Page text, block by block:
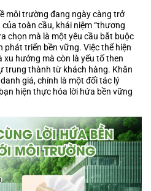
môi trường đang ngày càng trở
toàn cầu, khái niệm “thương
chọn mà là một yêu cầu bắt buộc
phát triển bền vững. Việc thể hiện
xu hướng mà còn là yếu tố then
trung thành từ khách hàng. Khăn
giá, chính là một đối tác lý
hiện thực hóa lời hứa bền vững